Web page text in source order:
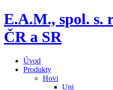
E.A.M., spol.
ČR a SR
Úvod
Produkty
Hovi
Uni